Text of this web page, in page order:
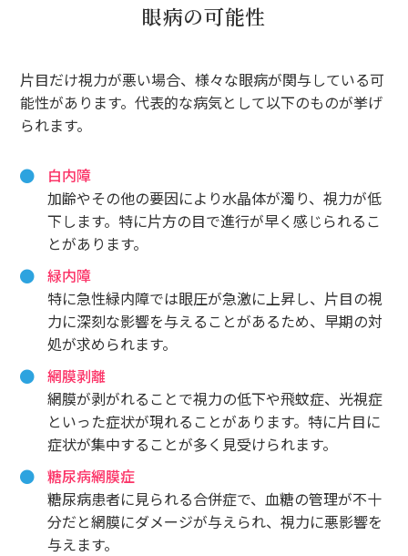
眼病の可能性
片目だけ視力が悪い場合、様々な眼病が関与している可
能性があります。代表的な病気として以下のものが挙げ
られます。
白内障
加齢やその他の要因により水晶体が濁り、視力が低
下します。特に片方の目で進行が早く感じられるこ
とがあります。
緑内障
特に急性緑内障では眼圧が急激に上昇し、片目の視
力に深刻な影響を与えることがあるため、早期の対
処が求められます。
網膜剥離
網膜が剥がれることで視力の低下や飛蚊症、光視症
といった症状が現れることがあります。特に片目に
症状が集中することが多く見受けられます。
糖尿病網膜症
糖尿病患者に見られる合併症で、血糖の管理が不十
分だと網膜にダメージが与えられ、視力に悪影響を
与えます。